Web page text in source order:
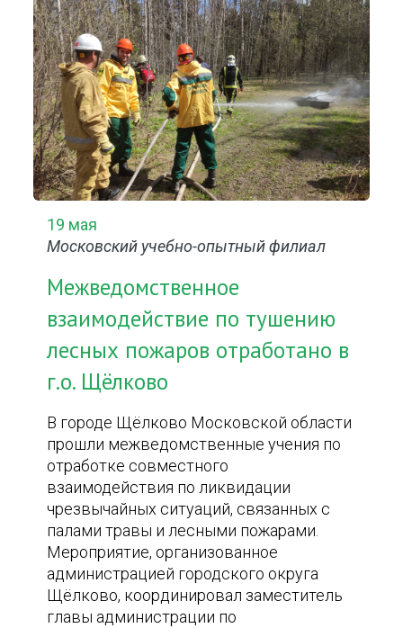
19 мая
Московский учебно-опытный филиал
Межведомственное
взаимодействие по тушению
лесных пожаров отработано в
г.о. Щёлково
В городе Щёлково Московской области
прошли межведомственные учения по
отработке совместного
взаимодействия по ликвидации
чрезвычайных ситуаций, связанных с
палами травы и лесными пожарами.
Мероприятие, организованное
администрацией городского округа
Щёлково, координировал заместитель
главы администрации по